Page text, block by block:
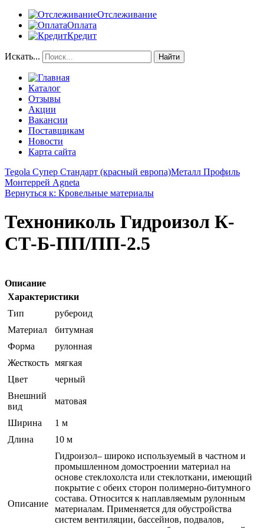
Отслеживание
Оплата
Кредит
Искать... Найти
Каталог
Отзывы
Акции
Вакансии
Поставщикам
Новости
Карта сайта
Tegola Супер Стандарт (красный европа)Металл Профиль
Монтеррей Agneta
Вернуться к: Кровельные материалы
Технониколь Гидроизол К-
СТ-Б-ПП/ПП-2.5
Описание
Характеристики
Тип
рубероид
Материал
битумная
Форма
рулонная
Жесткость мягкая
Цвет
черный
Внешний
вид
матовая
Ширина
1 м
Длина
10 м
Описание
Гидроизол– широко используемый в частном и
промышленном домостроении материал на
основе стеклохолста или стеклоткани, имеющий
покрытие с обеих сторон полимерно-битумного
состава. Относится к наплавляемым рулонным
материалам. Применяется для обустройства
систем вентиляции, бассейнов, подвалов,